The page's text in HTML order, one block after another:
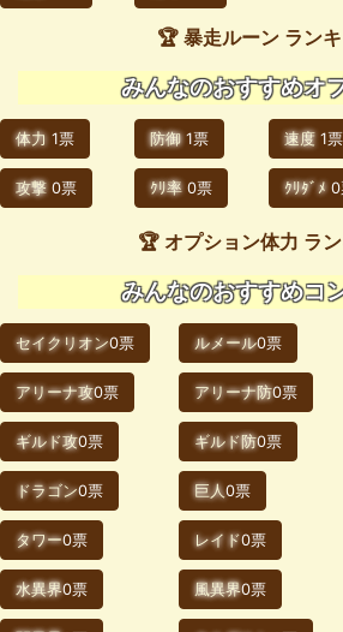
🏆 暴走ルーン ラン
みんなのおすすめオ
体力 1票 防御 1票 速度 1票
攻撃 0票 ｸﾘ率 0票 ｸﾘﾀﾞﾒ 0
🏆 オプション体力 ラ
みんなのおすすめコ
セイクリオン0票 ルメール0票
アリーナ攻0票 アリーナ防0票
ギルド攻0票 ギルド防0票
ドラゴン0票 巨人0票
タワー0票 レイド0票
水異界0票 風異界0票